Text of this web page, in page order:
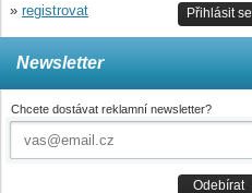
Přihlásit se
» registrovat
Newsletter
Chcete dostávat reklamní newsletter?
Odebírat